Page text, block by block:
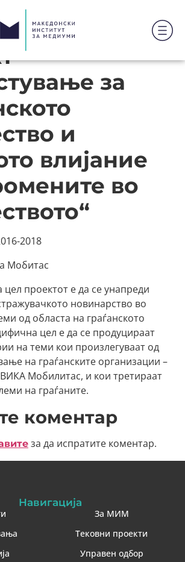
за
и
влијание
во
2018
Мобитас
цел проектот е да се унапреди
новинарство во
од областа на граѓанското
цел е да се продуцираат
на теми кои произлегуваат од
на граѓанските организации –
Мобилитас, и кои третираат
на граѓаните.
коментар
за да испратите коментар.
Навигација
За МИМ
Тековни проекти
Управен одбор